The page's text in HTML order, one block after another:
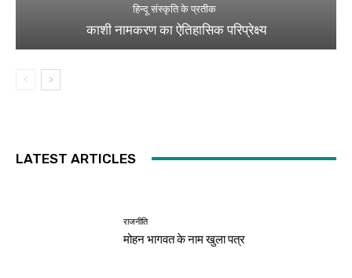
हिन्दू संस्कृति के प्रतीक
काशी नामकरण का ऐतिहासिक परिप्रेक्ष्य
LATEST ARTICLES
राजनीति
मोहन भागवत के नाम खुला पत्र